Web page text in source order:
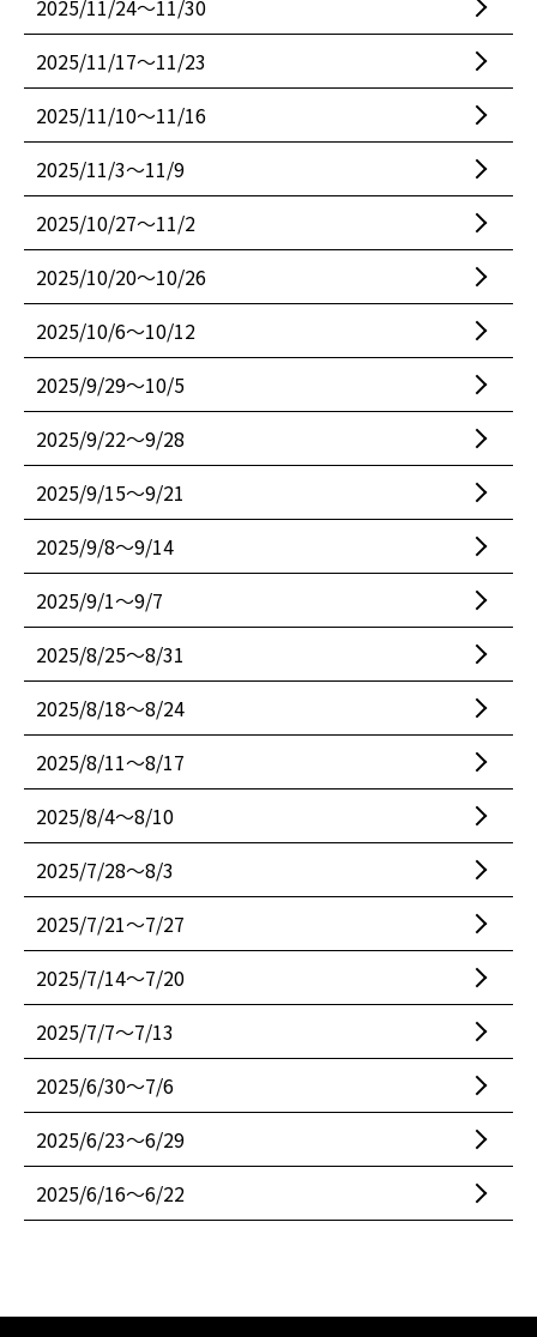
2025/11/24〜11/30
2025/11/17〜11/23
2025/11/10〜11/16
2025/11/3〜11/9
2025/10/27〜11/2
2025/10/20〜10/26
2025/10/6〜10/12
2025/9/29〜10/5
2025/9/22〜9/28
2025/9/15〜9/21
2025/9/8〜9/14
2025/9/1〜9/7
2025/8/25〜8/31
2025/8/18〜8/24
2025/8/11〜8/17
2025/8/4〜8/10
2025/7/28〜8/3
2025/7/21〜7/27
2025/7/14〜7/20
2025/7/7〜7/13
2025/6/30〜7/6
2025/6/23〜6/29
2025/6/16〜6/22